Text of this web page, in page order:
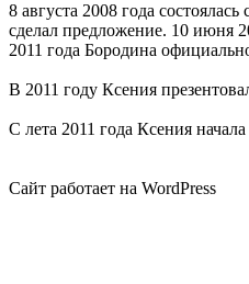
8 августа 2008 года
сделал предложение. 10 июня
2011 года Бородина
В 2011 году Ксения
С лета 2011 года Ксения
Сайт работает на WordPress